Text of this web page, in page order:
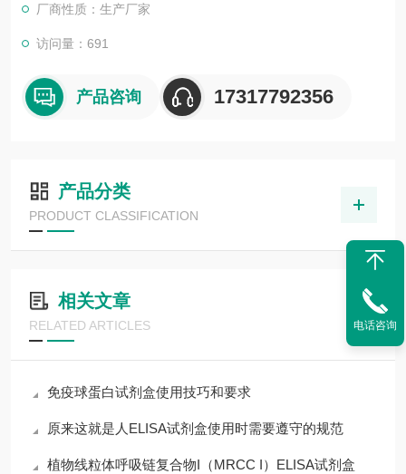
厂商性质：生产厂家
访问量：691
产品咨询 17317792356
产品分类
PRODUCT CLASSIFICATION
相关文章
RELATED ARTICLES
免疫球蛋白试剂盒使用技巧和要求
原来这就是人ELISA试剂盒使用时需要遵守的规范
植物线粒体呼吸链复合物I（MRCC I）ELISA试剂盒
电话咨询